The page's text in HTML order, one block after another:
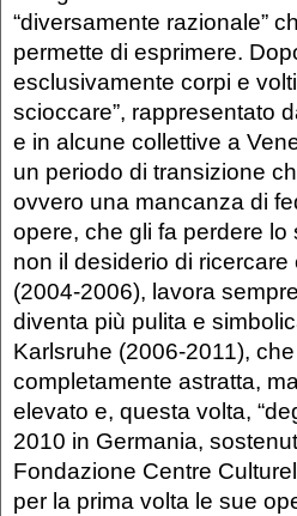
“diversamente razionale”
permette di esprimere.
esclusivamente corpi e
scioccare”, rappresentato
e in alcune collettive a
un periodo di transizione
ovvero una mancanza di
opere, che gli fa perdere
non il desiderio di
(2004-2006), lavora
diventa più pulita e
Karlsruhe (2006-2011),
completamente astratta,
elevato e, questa volta,
2010 in Germania,
Fondazione Centre
per la prima volta le sue